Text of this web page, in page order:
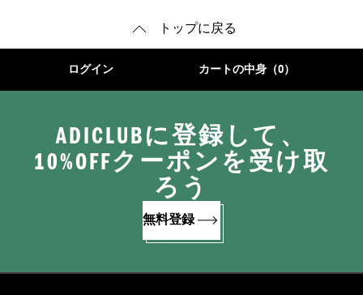
トップに戻る
ログイン カートの中身（0）
ADICLUBに登録して、
10%OFFクーポンを受け取
ろう
無料登録